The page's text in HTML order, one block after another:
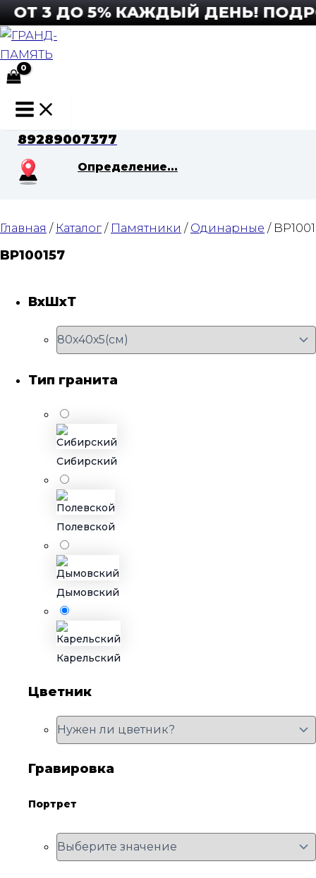
Перейти
к
содержимому
3 ДО 5% КАЖДЫЙ ДЕНЬ!
Main
Menu
89289007377
Определение...
Главная / Каталог / Памятники / Одинарные /
BP100157
Тип гранита
Карельский
Дымовский
Полевской
Сибирский
Цветник
Гравировка
Портрет
ВхШхТ